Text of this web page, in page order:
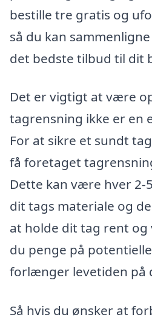
bestille tre gratis og
så du kan
det bedste tilbud til dit
Det er vigtigt at være
tagrensning ikke er en
For at sikre et sundt
få foretaget
Dette kan være hver
dit tags materiale og
at holde dit tag rent
du penge på
forlænger levetiden på
Så hvis du ønsker at